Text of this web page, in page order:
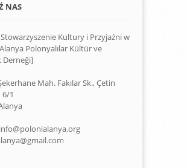
NAS
Kultury i Przyjaźni w
Polonyalılar Kültür ve
Derneği]
Mah. Fakılar Sk., Çetin
1